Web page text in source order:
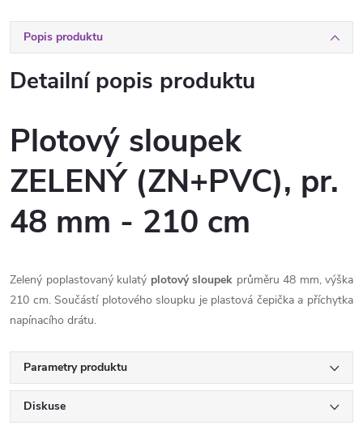
Popis produktu
Detailní popis produktu
Plotový sloupek
ZELENÝ (ZN+PVC), pr.
48 mm - 210 cm
Zelený poplastovaný kulatý plotový sloupek průměru 48 mm, výška
210 cm. Součástí plotového sloupku je plastová čepička a příchytka
napínacího drátu.
Parametry produktu
Diskuse